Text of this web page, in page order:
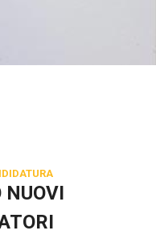
NUOVI